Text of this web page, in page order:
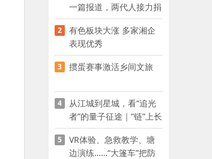
一篇报道，两代人接力捐
资助学
2
有色板块大涨 多家湘企
表现优秀
3 掼蛋赛事激活乡间文旅
4
从江城到星城，看“追光
者”的量子征途｜“链”上长
沙 “才”够硬核
5
VR体验、急救教学、塘
边演练……“大篷车”把防